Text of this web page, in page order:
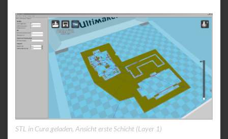
STL in Cura geladen, Ansicht erste Schicht (Layer 1)